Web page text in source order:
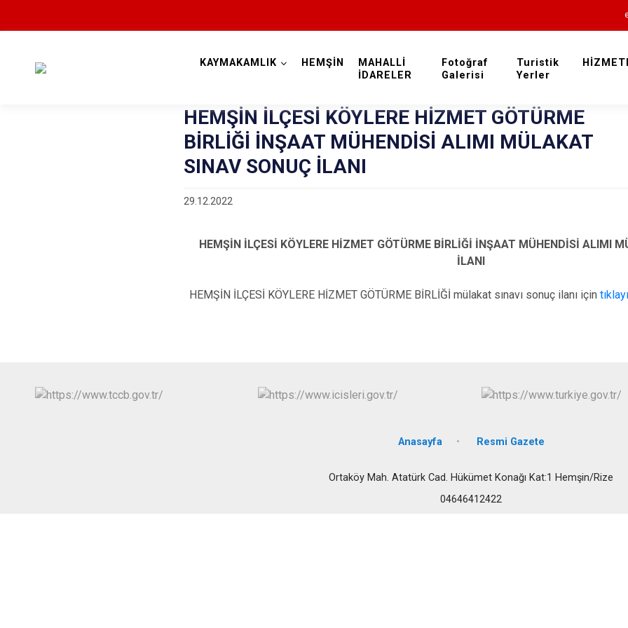
Rize
Derepazarı
KAYMAKAMLIK HEMŞİN
MAHALLİ
İDARELER
Fotoğraf
Galerisi
Turistik
Yerler
HEMŞİN İLÇESİ KÖYLERE HİZMET GÖTÜRME
BİRLİĞİ İNŞAAT MÜHENDİSİ ALIMI MÜLAKAT
SINAV SONUÇ İLANI
29.12.2022
HEMŞİN İLÇESİ KÖYLERE HİZMET GÖTÜRME BİRLİĞİ İNŞAAT MÜHENDİSİ ALIMI
İLANI
HEMŞİN İLÇESİ KÖYLERE HİZMET GÖTÜRME BİRLİĞİ mülakat sınavı sonuç ilanı için
Anasayfa Resmi Gazete
Ortaköy Mah. Atatürk Cad. Hükümet Konağı Kat:1 Hemşin/Rize
04646412422